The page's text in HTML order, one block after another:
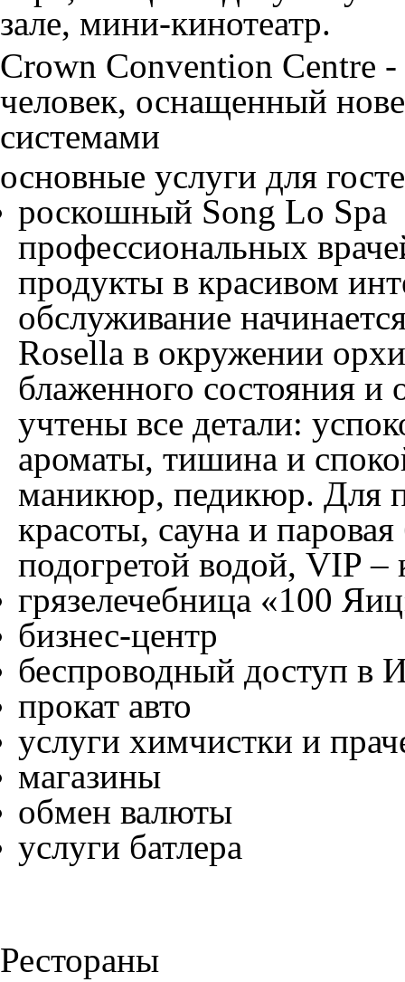
зале, мини-кинотеатр.
Crown Convention Centre -
человек, оснащенный
системами
основные услуги для
роскошный Song Lo Spa
профессиональных
продукты в красивом
обслуживание
Rosella в окружении
блаженного состояния
учтены все детали:
ароматы, тишина и
маникюр, педикюр. Для
красоты, сауна и
подогретой водой, VIP –
грязелечебница «100
бизнес-центр
беспроводный доступ в
прокат авто
услуги химчистки и
магазины
обмен валюты
услуги батлера
Рестораны